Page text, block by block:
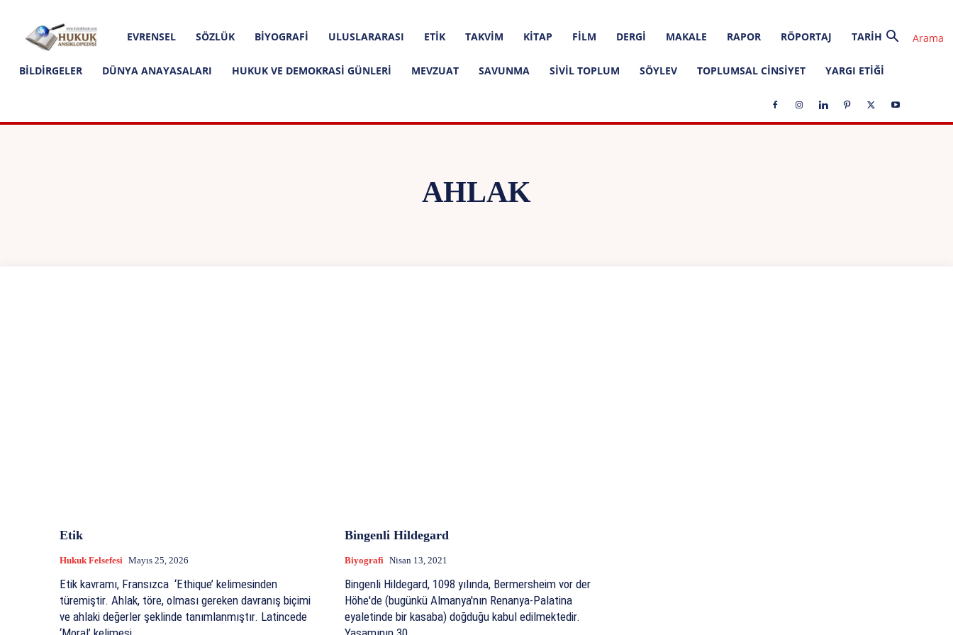
Hukuk
Ansiklopedisi
EVRENSEL SÖZLÜK BIYOGRAFI ULUSLARARASI ETIK TAKVIM KITAP FILM DERGI MAKALE RAPOR RÖPORTAJ TARIH
BILDIRGELER DÜNYA ANAYASALARI HUKUK VE DEMOKRASI GÜNLERI MEVZUAT SAVUNMA SIVIL TOPLUM SÖYLEV TOPLUMSAL CINSIYET YARGI ETIĞI
AHLAK
Etik
Hukuk Felsefesi Mayıs 25, 2026
Etik kavramı, Fransızca ‘Ethique’ kelimesinden
türemiştir. Ahlak, töre, olması gereken davranış biçimi
ve ahlaki değerler şeklinde tanımlanmıştır. Latincede
Bingenli Hildegard
Biyografi Nisan 13, 2021
Bingenli Hildegard, 1098 yılında, Bermersheim vor der
Höhe'de (bugünkü Almanya'nın Renanya-Palatina
eyaletinde bir kasaba) doğduğu kabul edilmektedir.